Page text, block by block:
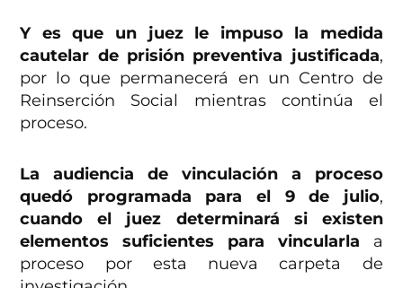
Y es que un juez le impuso la medida
cautelar de prisión preventiva justificada,
por lo que permanecerá en un Centro de
Reinserción Social mientras continúa el
proceso.
La audiencia de vinculación a proceso
quedó programada para el
9 de julio,
cuando el juez determinará si existen
elementos suficientes para vincularla a
proceso por esta nueva carpeta de